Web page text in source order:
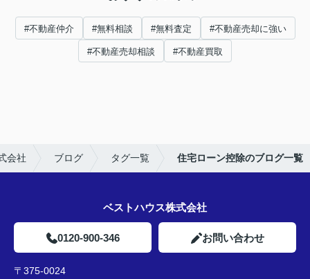
#不動産仲介 #無料相談 #無料査定 #不動産売却に強い
#不動産売却相談 #不動産買取
会社 ブログ タグ一覧 住宅ローン控除のブログ一覧
ベストハウス株式会社
0120-900-346 お問い合わせ
〒375-0024